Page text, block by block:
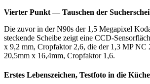
Vierter Punkt — Tauschen der
Die zuvor in der N90s der 1,5 Megapixel
steckende Scheibe zeigt eine CCD-
x 9,2 mm, Cropfaktor 2,6, die der 1,3 MP NC
20,5mm x 16,4mm, Cropfaktor 1,6.
Erstes Lebenszeichen, Testfoto in die